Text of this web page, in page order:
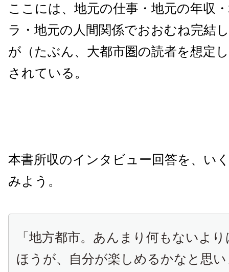
ここには、地元の仕事・地元の年収
ラ・地元の人間関係でおおむね完結
が（たぶん、大都市圏の読者を想定
されている。
本書所収のインタビュー回答を、い
みよう。
「地方都市。あんまり何もないよ
ほうが、自分が楽しめるかなと思